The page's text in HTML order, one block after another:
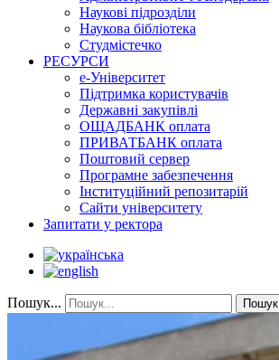
Наукові підрозділи
Наукова бібліотека
Студмістечко
РЕСУРСИ
е-Університет
Підтримка користувачів
Державні закупівлі
ОЩАДБАНК оплата
ПРИВАТБАНК оплата
Поштовий сервер
Програмне забезпечення
Інституційний репозитарій
Сайти університету
Запитати у ректора
Пошук... Пошук